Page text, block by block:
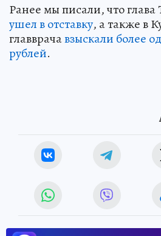
Ранее мы писали, что глава
ушел в отставку, а также в
главврачавзыскали более
рублей.